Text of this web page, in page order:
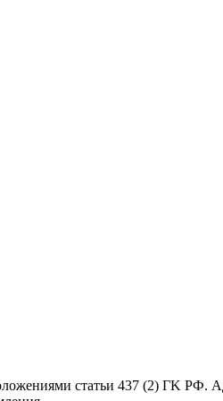
статьи 437 (2) ГK РФ.